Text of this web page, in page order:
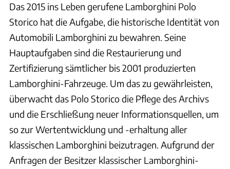
Das 2015 ins Leben gerufene Lamborghini Polo
Storico hat die Aufgabe, die historische Identität von
Automobili Lamborghini zu bewahren. Seine
Hauptaufgaben sind die Restaurierung und
Zertifizierung sämtlicher bis 2001 produzierten
Lamborghini-Fahrzeuge. Um das zu gewährleisten,
überwacht das Polo Storico die Pflege des Archivs
und die Erschließung neuer Informationsquellen, um
so zur Wertentwicklung und -erhaltung aller
klassischen Lamborghini beizutragen. Aufgrund der
Anfragen der Besitzer klassischer Lamborghini-